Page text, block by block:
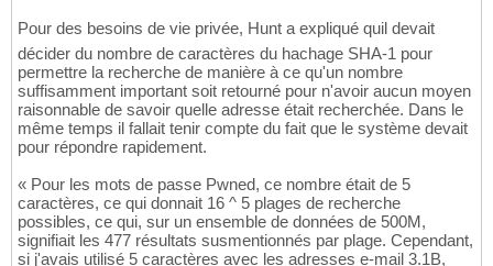
Pour des besoins de vie privée, Hunt a expliqué quil devait
décider du nombre de caractères du hachage SHA-1 pour
permettre la recherche de manière à ce qu'un nombre
suffisamment important soit retourné pour n'avoir aucun moyen
raisonnable de savoir quelle adresse était recherchée. Dans le
même temps il fallait tenir compte du fait que le système devait
pour répondre rapidement.
« Pour les mots de passe Pwned, ce nombre était de 5
caractères, ce qui donnait 16 ^ 5 plages de recherche
possibles, ce qui, sur un ensemble de données de 500M,
signifiait les 477 résultats susmentionnés par plage. Cependant,
si j'avais utilisé 5 caractères avec les adresses e-mail 3.1B,